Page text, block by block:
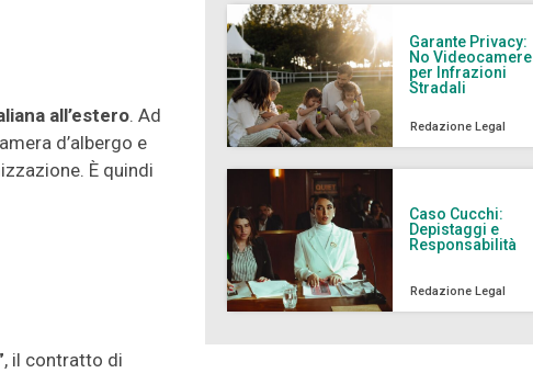
all’estero. Ad
d’albergo e
È quindi
, il contratto di
Garante Privacy:
No Videocamere
per Infrazioni
Stradali
Redazione Legal
Caso Cucchi:
Depistaggi e
Responsabilità
Redazione Legal